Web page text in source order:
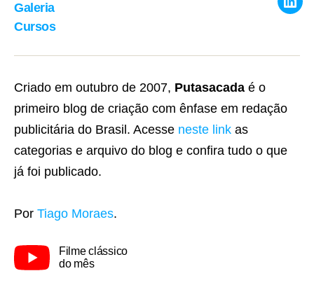
Galeria
Cursos
Criado em outubro de 2007, Putasacada é o
primeiro blog de criação com ênfase em redação
publicitária do Brasil. Acesse neste link as
categorias e arquivo do blog e confira tudo o que
já foi publicado.
Por Tiago Moraes.
Filme clássico
do mês